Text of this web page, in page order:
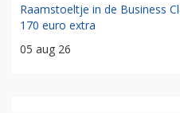
Raamstoeltje in de Business
170 euro extra
05 aug 26